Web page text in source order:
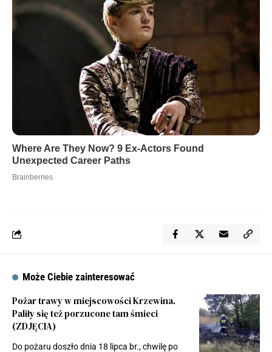
Może Ciebie zainteresować
Pożar trawy w miejscowości Krzewina.
Paliły się też porzucone tam śmieci
(ZDJĘCIA)
Do pożaru doszło dnia 18 lipca br., chwilę po